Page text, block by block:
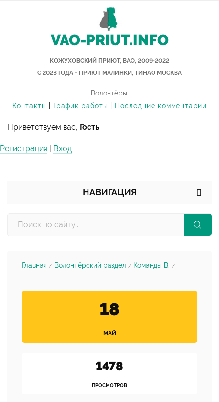
VAO-PRIUT.INFO
КОЖУХОВСКИЙ ПРИЮТ, ВАО, 2009-2022
С 2023 ГОДА - ПРИЮТ МАЛИНКИ, ТИНАО МОСКВА
Волонтёры:
Контакты
График работы Последние комментарии
Приветствуем вас, Гость
Регистрация Вход
НАВИГАЦИЯ
Главная / Волонтёрский раздел / Команды В. /
18
МАЙ
1478
ПРОСМОТРОВ